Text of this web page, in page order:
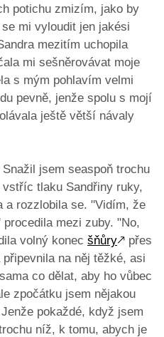
potichu zmizím, jako by
mi vyloudit jen jakési
mezitím uchopila
mi sešněrovávat moje
s mým pohlavím velmi
pevně, jenže spolu s mojí
ještě větší návaly
jsem seaspoň trochu
tlaku Sandřiny ruky,
a rozzlobila se. "Vidím, že
mezi zuby. "No,
volný konec šňůry🡕 přes
na něj těžké, asi
co dělat, aby ho vůbec
zpočátku jsem nějakou
pokaždé, když jsem
níž, k tomu, abych je